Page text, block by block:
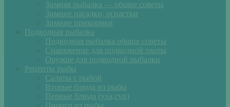
Зимняя рыбалка — общие советы
Зимние насадки, оснастки
Зимние прикормки
Подводная рыбалка
Подводная рыбалка общие советы
Снаряжение для подводной охоты
Оружие для подводной рыбалки
Рецепты рыбы
Салаты с рыбой
Вторые блюда из рыбы
Первые блюда (уха,суп)
Пироги из рыбы